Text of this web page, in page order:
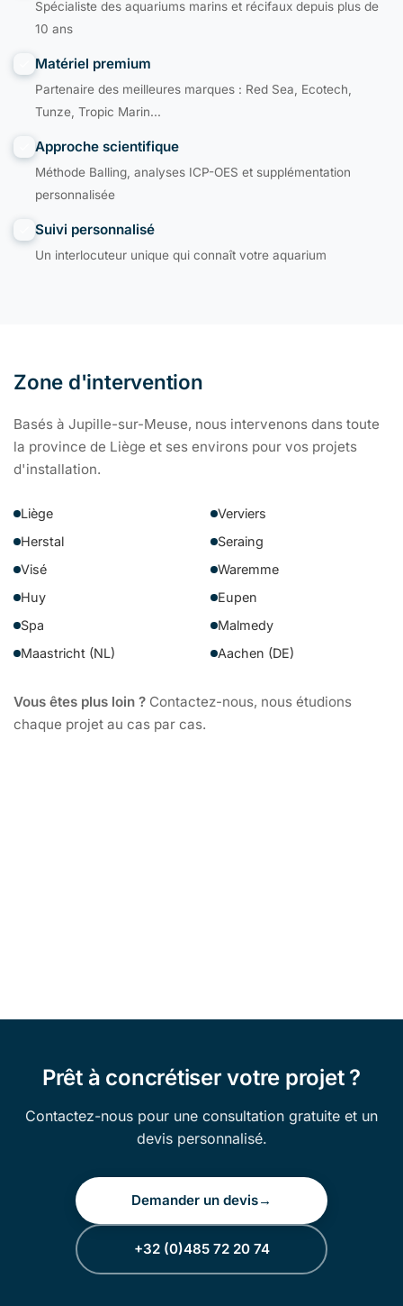
Spécialiste des aquariums marins et récifaux depuis plus de
10 ans
Matériel premium
Partenaire des meilleures marques : Red Sea, Ecotech,
Tunze, Tropic Marin...
Approche scientifique
Méthode Balling, analyses ICP-OES et supplémentation
personnalisée
Suivi personnalisé
Un interlocuteur unique qui connaît votre aquarium
Zone d'intervention
Basés à Jupille-sur-Meuse, nous intervenons dans toute
la province de Liège et ses environs pour vos projets
d'installation.
Liège
Verviers
Herstal
Seraing
Visé
Waremme
Huy
Eupen
Spa
Malmedy
Maastricht (NL)
Aachen (DE)
Vous êtes plus loin ? Contactez-nous, nous étudions
chaque projet au cas par cas.
Prêt à concrétiser votre projet ?
Contactez-nous pour une consultation gratuite et un
devis personnalisé.
Demander un devis→
+32 (0)485 72 20 74